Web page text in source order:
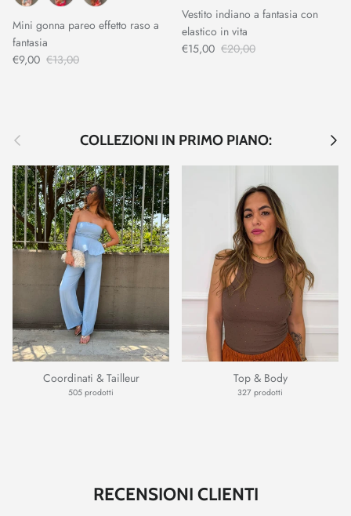
Mini gonna pareo effetto raso a
fantasia
€9,00 €13,00
Vestito indiano a fantasia con
elastico in vita
€15,00 €20,00
Indietro COLLEZIONI IN PRIMO PIANO:
Coordinati & Tailleur
505 prodotti
Top & Body
327 prodotti
RECENSIONI CLIENTI